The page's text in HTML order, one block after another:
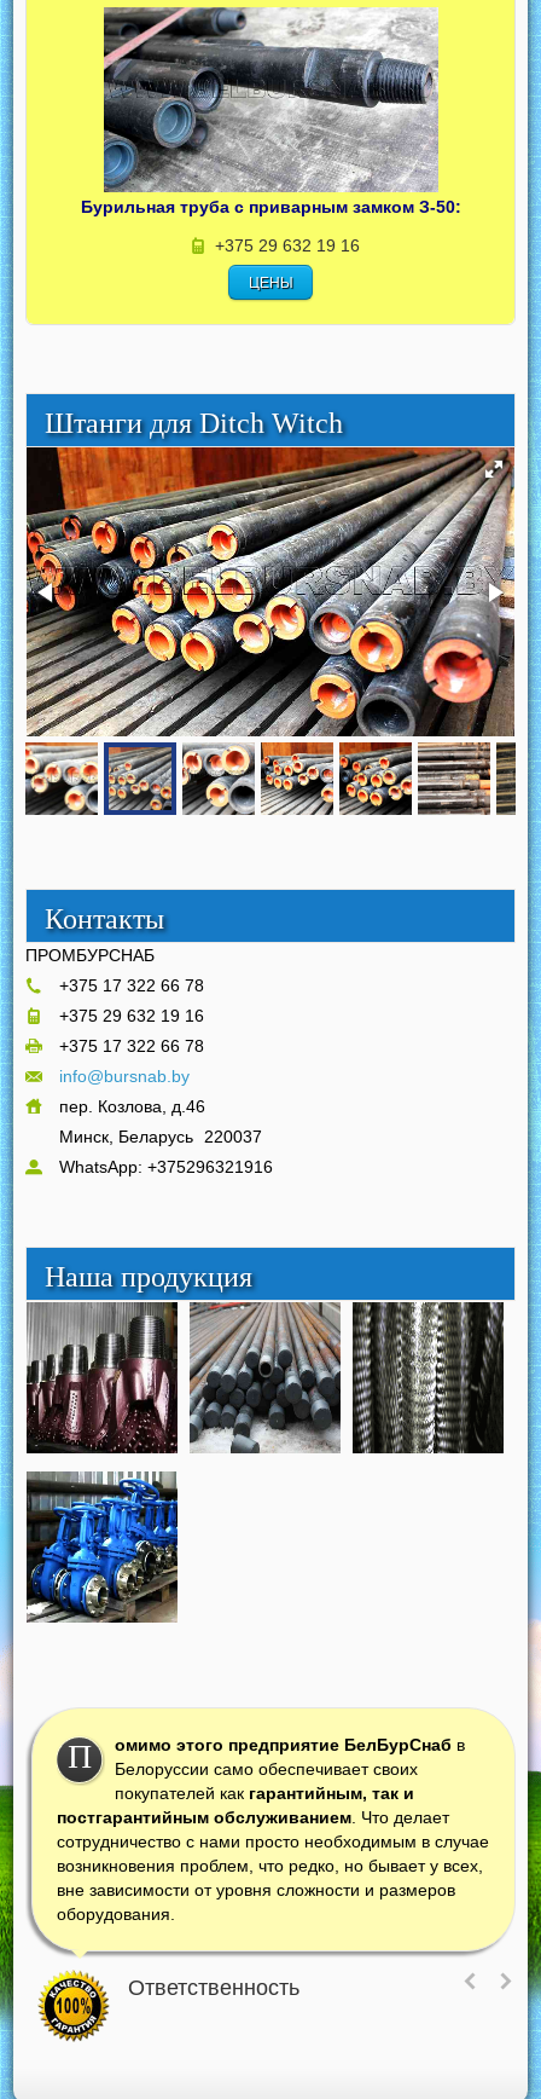
Бурильная труба с приварным замком З-50:
+375 29 632 19 16
ЦЕНЫ
Штанги для Ditch Witch
Контакты
ПРОМБУРСНАБ
+375 17 322 66 78
+375 29 632 19 16
+375 17 322 66 78
info@bursnab.by
пер. Козлова, д.46
Минск, Беларусь
220037
WhatsApp: +375296321916
Наша продукция
П омимо этого предприятие БелБурСнаб в
Белоруссии само обеспечивает своих
покупателей как гарантийным, так и
постгарантийным обслуживанием . Что делает
сотрудничество с нами просто необходимым в случае
возникновения проблем, что редко, но бывает у всех,
вне зависимости от уровня сложности и размеров
оборудования.
Ответственность